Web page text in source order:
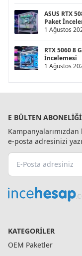
ASUS RTX
Paket
1 Ağustos
RTX 5060 8
İncelemesi
1 Ağustos
E BÜLTEN ABONELIĞI
e-posta adresinizi
KATEGORILER
OEM Paketler